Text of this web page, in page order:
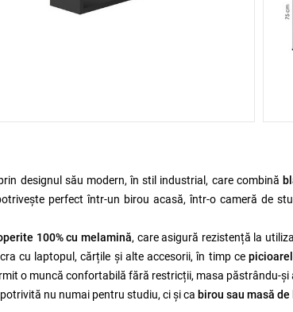
designul său modern, în stil industrial, care combină
perfect într-un birou acasă, într-o cameră de
100% cu melamină, care asigură rezistență la
cu laptopul, cărțile și alte accesorii, în timp ce
o muncă confortabilă fără restricții, masa păstrându-și
nu numai pentru studiu, ci și ca birou sau masă de